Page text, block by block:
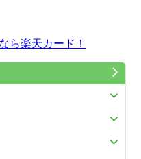
ら楽天カード！